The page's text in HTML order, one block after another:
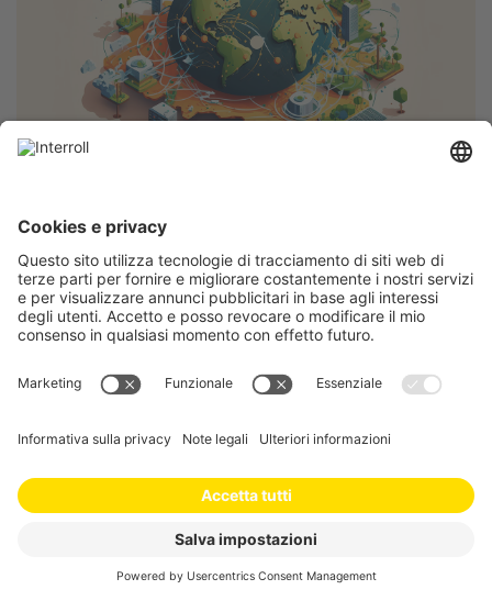
dell’automazione?
Interroll Italia Lug 2024
I trend della primavera. Come si sta
dell’intralogistica?